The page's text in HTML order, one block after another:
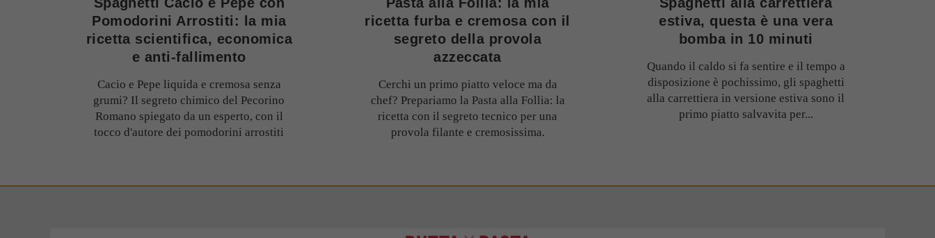
Pomodorini Arrostiti: la mia
ricetta scientifica, economica
e anti-fallimento
Cacio e Pepe liquida e cremosa senza
grumi? Il segreto chimico del Pecorino
Romano spiegato da un esperto, con il
tocco d'autore dei pomodorini arrostiti
ricetta furba e cremosa con il
segreto della provola
azzeccata
Cerchi un primo piatto veloce ma da
chef? Prepariamo la Pasta alla Follia: la
ricetta con il segreto tecnico per una
provola filante e cremosissima.
estiva, questa è una vera
bomba in 10 minuti
Quando il caldo si fa sentire e il tempo a
disposizione è pochissimo, gli spaghetti
alla carrettiera in versione estiva sono il
primo piatto salvavita per...